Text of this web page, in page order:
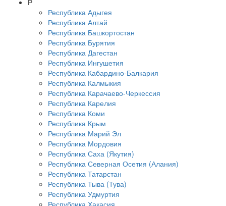
Р
Республика Адыгея
Республика Алтай
Республика Башкортостан
Республика Бурятия
Республика Дагестан
Республика Ингушетия
Республика Кабардино-Балкария
Республика Калмыкия
Республика Карачаево-Черкессия
Республика Карелия
Республика Коми
Республика Крым
Республика Марий Эл
Республика Мордовия
Республика Саха (Якутия)
Республика Северная Осетия (Алания)
Республика Татарстан
Республика Тыва (Тува)
Республика Удмуртия
Республика Хакасия